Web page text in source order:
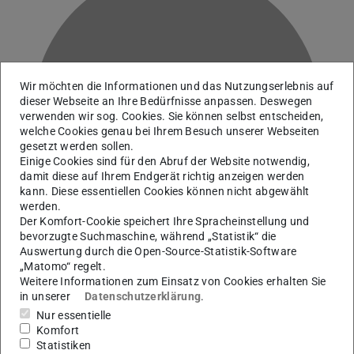
F
Informationstechnologie, Forschung und Entwicklung
Wir möchten die Informationen und das Nutzungserlebnis auf
dieser Webseite an Ihre Bedürfnisse anpassen. Deswegen
verwenden wir sog. Cookies. Sie können selbst entscheiden,
welche Cookies genau bei Ihrem Besuch unserer Webseiten
gesetzt werden sollen.
Einige Cookies sind für den Abruf der Website notwendig,
damit diese auf Ihrem Endgerät richtig anzeigen werden
kann. Diese essentiellen Cookies können nicht abgewählt
werden.
Der Komfort-Cookie speichert Ihre Spracheinstellung und
bevorzugte Suchmaschine, während „Statistik“ die
Auswertung durch die Open-Source-Statistik-Software
„Matomo“ regelt.
Weitere Informationen zum Einsatz von Cookies erhalten Sie
in unserer
Datenschutzerklärung.
Nur essentielle
Komfort
Statistiken